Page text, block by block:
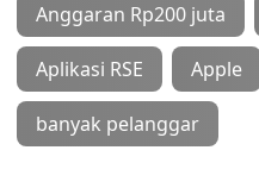
Anggaran Rp200 juta
Aplikasi RSE Apple
banyak pelanggar